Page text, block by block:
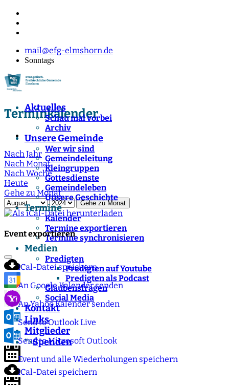
mail@efg-elmshorn.de
Sonntags
Aktuelles
Schau mal vorbei
Archiv
Unsere Gemeinde
Wer wir sind
Gemeindeleitung
Kleingruppen
Gottesdienste
Gemeindeleben
Unsere Geschichte
Termine
Kalender
Termine exportieren
Termine synchronisieren
Medien
Predigten
Predigten auf Youtube
Predigten als Podcast
Glaubensfragen
Social Media
Kontakt
Links
Mitglieder
">Spenden
Terminkalender
Nach Jahr
Nach Monat
Nach Woche
Heute
Gehe zu Monat
Gehe zu Monat
Event exportieren
iCal-Datei speichern
An Google Kalender senden
An Yahoo Kalender senden
Send to Outlook Live
Send to Microsoft Outlook
Event und alle Wiederholungen speichern
iCal-Datei speichern